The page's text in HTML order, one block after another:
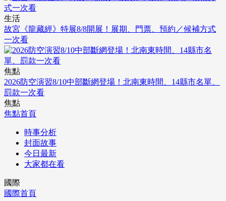
生活
故宮《龍藏經》特展8/8開展！展期、門票、預約／候補方式
一次看
焦點
2026防空演習8/10中部斷網登場！北南東時間、14縣市名單、
罰款一次看
焦點
焦點首頁
時事分析
封面故事
今日最新
大家都在看
國際
國際首頁